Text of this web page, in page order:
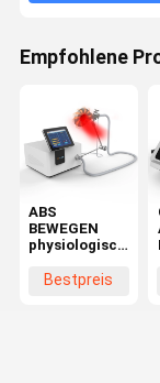
Empfohlene
ABS
BEWEGEN
physiologische
PMST
Bestpreis